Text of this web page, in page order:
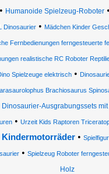
Humanoide Spielzeug-Roboter•
Dinosaurier • Mädchen Kinder
Fernbedienungen ferngesteuerte
realistische RC Roboter
Spielzeuge elektrisch•
Brachiosaurus
Dinosaurier-Ausgrabungssets
• Urzeit Kids Raptoren
Kindermotorräder •
• Spielzeug Roboter
Holz